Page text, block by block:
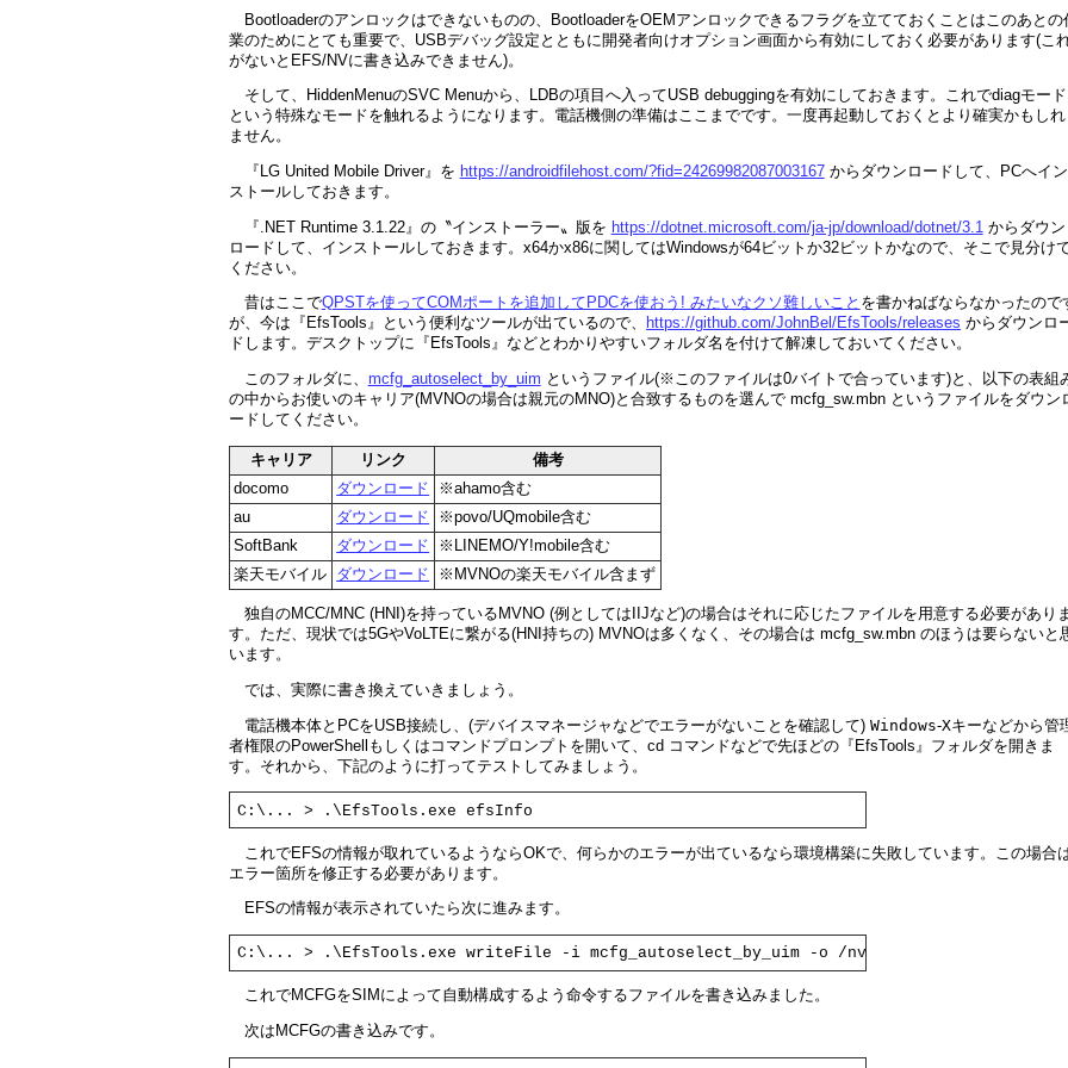
Bootloaderのアンロックはできないものの、BootloaderをOEMアンロックできるフラグを立てておくことはこのあとの
業のためにとても重要で、USBデバッグ設定とともに開発者向けオプション画面から有効にしておく必要があります(こ
がないとEFS/NVに書き込みできません)。
そして、HiddenMenuのSVC Menuから、LDBの項目へ入ってUSB debuggingを有効にしておきます。これでdiagモード
という特殊なモードを触れるようになります。電話機側の準備はここまでです。一度再起動しておくとより確実かもしれ
ません。
『LG United Mobile Driver』を https://androidfilehost.com/?fid=24269982087003167からダウンロードして、PCへイン
ストールしておきます。
『.NET Runtime 3.1.22』の〝インストーラー〟版を https://dotnet.microsoft.com/ja-jp/download/dotnet/3.1 からダウン
ロードして、インストールしておきます。x64かx86に関してはWindowsが64ビットか32ビットかなので、そこで見分け
ください。
昔はここでQPSTを使ってCOMポートを追加してPDCを使おう! みたいなクソ難しいこと を書かねばならなかったので
が、今は『EfsTools』という便利なツールが出ているので、
https://github.com/JohnBel/EfsTools/releases からダウンロ
ドします。デスクトップに『EfsTools』などとわかりやすいフォルダ名を付けて解凍しておいてください。
このフォルダに、 mcfg_autoselect_by_uim というファイル(※このファイルは0バイトで合っています)と、以下の表組
の中からお使いのキャリア(MVNOの場合は親元のMNO)と合致するものを選んで mcfg_sw.mbn というファイルをダウン
ードしてください。
キャリア リンク
備考
docomo
ダウンロード
※ahamo含む
au
ダウンロード
※povo/UQmobile含む
SoftBank
ダウンロード
※LINEMO/Y!mobile含む
楽天モバイル
ダウンロード ※MVNOの楽天モバイル含まず
独自のMCC/MNC (HNI)を持っているMVNO (例としてはIIJなど)の場合はそれに応じたファイルを用意する必要がありま
す。ただ、現状では5GやVoLTEに繋がる(HNI持ちの) MVNOは多くなく、その場合は mcfg_sw.mbn のほうは要らないと
います。
では、実際に書き換えていきましょう。
電話機本体とPCをUSB接続し、(デバイスマネージャなどでエラーがないことを確認して) Windows-Xキーなどから管
者権限のPowerShellもしくはコマンドプロンプトを開いて、cd コマンドなどで先ほどの『EfsTools』フォルダを開きま
す。それから、下記のように打ってテストしてみましょう。
C:\... > .\EfsTools.exe efsInfo
これでEFSの情報が取れているようならOKで、何らかのエラーが出ているなら環境構築に失敗しています。この場合
エラー箇所を修正する必要があります。
EFSの情報が表示されていたら次に進みます。
C:\... > .\EfsTools.exe writeFile -i mcfg_autoselect_by_uim -o /nv/item_files/mcfg/
これでMCFGをSIMによって自動構成するよう命令するファイルを書き込みました。
次はMCFGの書き込みです。